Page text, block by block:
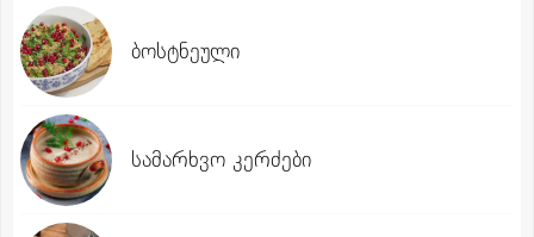
ბოსტნეული
სამარხვო კერძები